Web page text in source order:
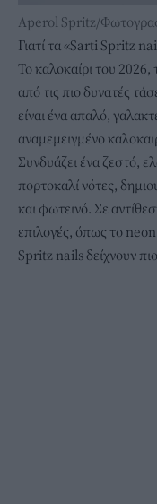
Aperol Spritz/
Γιατί τα «Sarti Spritz
Το καλοκαίρι του
από τις πιο δυνατές
είναι ένα απαλό,
αναμεμειγμένο
Συνδυάζει ένα ζεστό,
πορτοκαλί νότες,
και φωτεινό. Σε
επιλογές, όπως το
Spritz nails δείχνουν